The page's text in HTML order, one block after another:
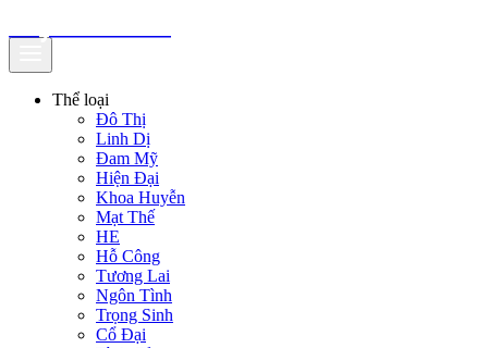
Thể loại
Đô Thị
Linh Dị
Đam Mỹ
Hiện Đại
Khoa Huyễn
Mạt Thế
HE
Hỗ Công
Tương Lai
Ngôn Tình
Trọng Sinh
Cổ Đại